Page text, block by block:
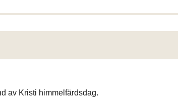
av Kristi himmelfärdsdag.